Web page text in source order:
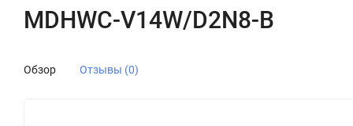
MDHWC-V14W/D2N8-B
Обзор Отзывы (0)